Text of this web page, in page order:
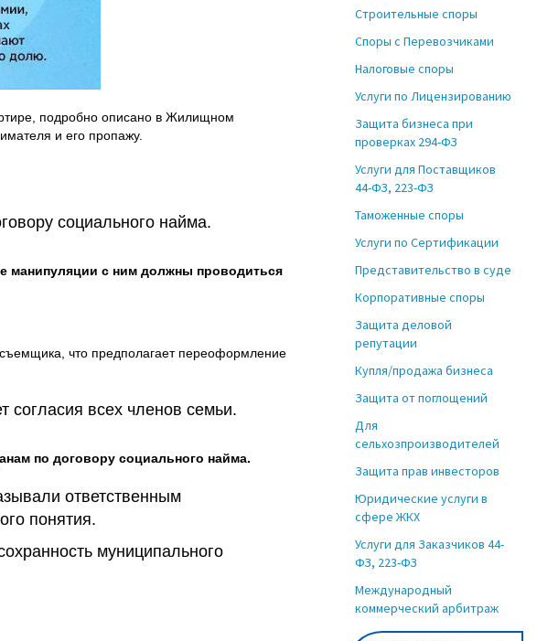
подробно описано в Жилищном
и его пропажу.
социального найма.
манипуляции с ним должны проводиться
что предполагает переоформление
согласия всех членов семьи.
по договору социального найма.
ответственным
понятия.
муниципального
Строительные споры
Споры с Перевозчиками
Налоговые споры
Услуги по Лицензированию
Защита бизнеса при
проверках 294-ФЗ
Услуги для Поставщиков
44-ФЗ, 223-ФЗ
Таможенные споры
Услуги по Сертификации
Представительство в суде
Корпоративные споры
Защита деловой
репутации
Купля/продажа бизнеса
Защита от поглощений
Для
сельхозпроизводителей
Защита прав инвесторов
Юридические услуги в
сфере ЖКХ
Услуги для Заказчиков 44-
ФЗ, 223-ФЗ
Международный
коммерческий арбитраж